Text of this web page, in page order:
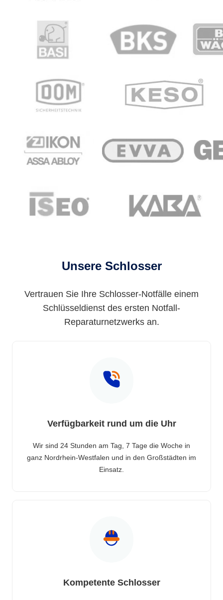
Unsere Schlosser
Vertrauen Sie Ihre Schlosser-Notfälle einem
Schlüsseldienst des ersten Notfall-
Reparaturnetzwerks an.
Verfügbarkeit rund um die Uhr
Wir sind 24 Stunden am Tag, 7 Tage die Woche in
ganz Nordrhein-Westfalen und in den Großstädten im
Einsatz.
Kompetente Schlosser